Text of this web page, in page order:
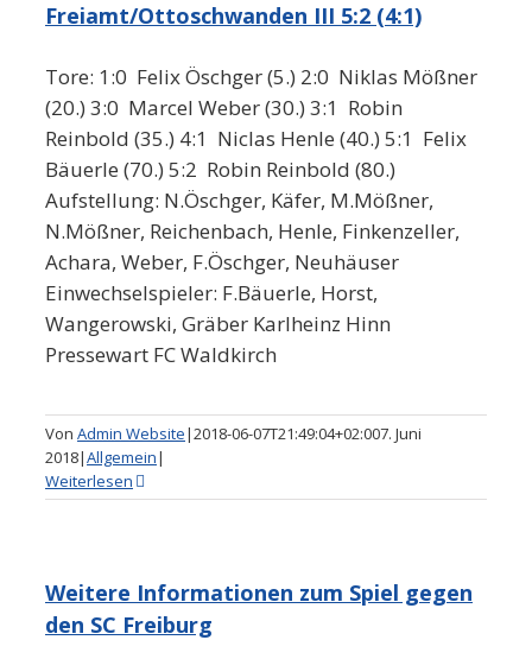
Freiamt/Ottoschwanden III 5:2 (4:1)
Tore: 1:0 Felix Öschger (5.) 2:0 Niklas Mößner
(20.) 3:0 Marcel Weber (30.) 3:1 Robin
Reinbold (35.) 4:1 Niclas Henle (40.) 5:1 Felix
Bäuerle (70.) 5:2 Robin Reinbold (80.)
Aufstellung: N.Öschger, Käfer, M.Mößner,
N.Mößner, Reichenbach, Henle, Finkenzeller,
Achara, Weber, F.Öschger, Neuhäuser
Einwechselspieler: F.Bäuerle, Horst,
Wangerowski, Gräber Karlheinz Hinn
Pressewart FC Waldkirch
Von Admin Website|2018-06-07T21:49:04+02:007. Juni
2018|Allgemein|
Weiterlesen
Weitere Informationen zum Spiel gegen
den SC Freiburg